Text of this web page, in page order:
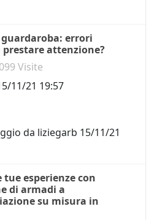
errori
attenzione?
Visite
11/21 19:57
da liziegarb 15/11/21
tue esperienze con
di armadi a
su misura in